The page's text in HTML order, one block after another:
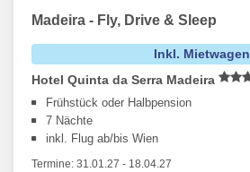
Madeira - Fly, Drive & Sleep
Inkl. Mietwagen
Hotel Quinta da Serra Madeira
Frühstück oder Halbpension
7 Nächte
inkl. Flug ab/bis Wien
Termine: 31.01.27 - 18.04.27